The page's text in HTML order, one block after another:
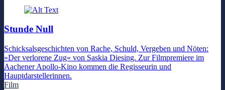
Stunde Null
Schicksalsgeschichten von Rache, Schuld, Vergeben und Nöten:
»Der verlorene Zug« von Saskia Diesing. Zur Filmpremiere im
Aachener Apollo-Kino kommen die Regisseurin und
Hauptdarstellerinnen.
Film